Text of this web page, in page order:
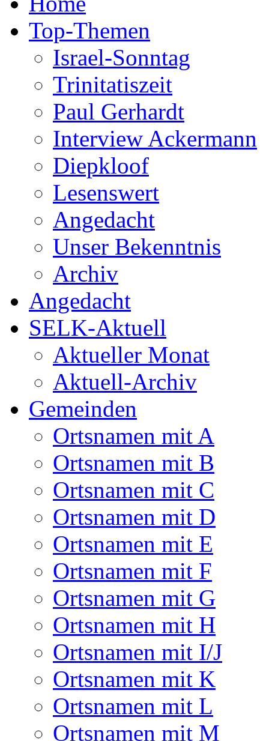
Top-Themen
Israel-Sonntag
Trinitatiszeit
Paul Gerhardt
Interview Ackermann
Diepkloof
Lesenswert
Angedacht
Unser Bekenntnis
Archiv
Angedacht
SELK-Aktuell
Aktueller Monat
Aktuell-Archiv
Gemeinden
Ortsnamen mit A
Ortsnamen mit B
Ortsnamen mit C
Ortsnamen mit D
Ortsnamen mit E
Ortsnamen mit F
Ortsnamen mit G
Ortsnamen mit H
Ortsnamen mit I/J
Ortsnamen mit K
Ortsnamen mit L
Ortsnamen mit M